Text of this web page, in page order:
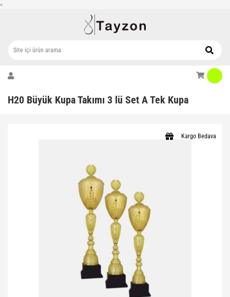
<
H20 Büyük Kupa Takımı 3 lü Set A Tek Kupa
Kargo Bedava